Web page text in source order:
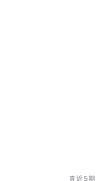
直近5期